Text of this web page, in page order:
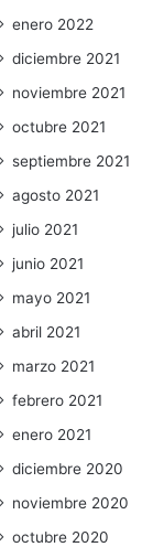
enero 2022
diciembre 2021
noviembre 2021
octubre 2021
septiembre 2021
agosto 2021
julio 2021
junio 2021
mayo 2021
abril 2021
marzo 2021
febrero 2021
enero 2021
diciembre 2020
noviembre 2020
octubre 2020